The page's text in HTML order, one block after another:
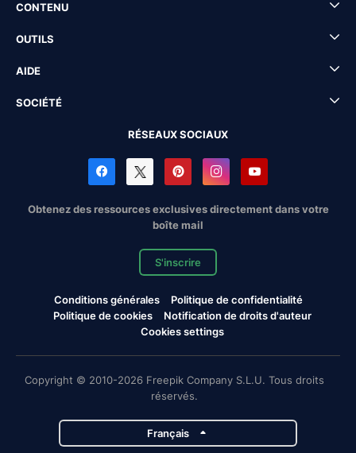
CONTENU
OUTILS
AIDE
SOCIÉTÉ
RÉSEAUX SOCIAUX
Obtenez des ressources exclusives directement dans votre
boîte mail
S'inscrire
Conditions générales
Politique de confidentialité
Politique de cookies
Notification de droits d'auteur
Cookies settings
Copyright © 2010-2026 Freepik Company S.L.U. Tous droits
réservés.
Français